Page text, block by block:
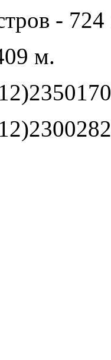
-
м.